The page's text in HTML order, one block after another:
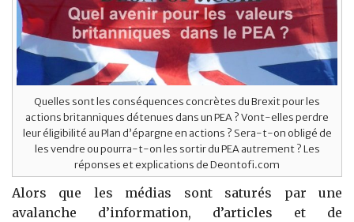
Quelles sont les conséquences concrètes du Brexit pour les
actions britanniques détenues dans un PEA ? Vont-elles perdre
leur éligibilité au Plan d’épargne en actions ? Sera-t-on obligé de
les vendre ou pourra-t-on les sortir du PEA autrement ? Les
réponses et explications de Deontofi.com
Alors que les médias sont saturés par une
avalanche d’information, d’articles et de